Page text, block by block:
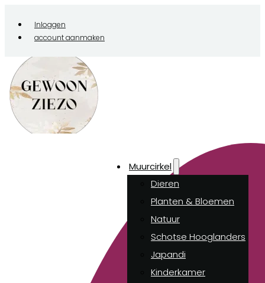
Inloggen
account aanmaken
Muurcirkel
Dieren
Planten & Bloemen
Natuur
Schotse Hooglanders
Japandi
Kinderkamer